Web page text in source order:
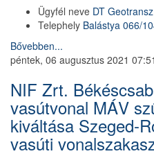
Ügyfél neve DT
Telephely Balástya 066/
Bővebben...
péntek, 06 augusztus 2021 07:51
NIF Zrt.
vasútvonal MÁV
kiváltása Szeged-
vasúti